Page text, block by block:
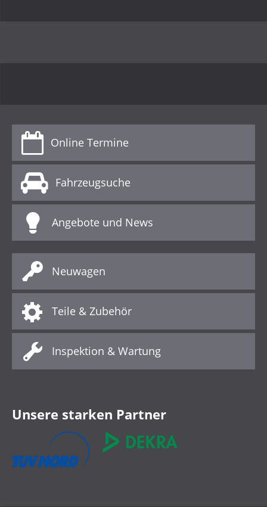
Online Termine
Fahrzeugsuche
Angebote und News
Neuwagen
Teile & Zubehör
Inspektion & Wartung
Unsere starken Partner